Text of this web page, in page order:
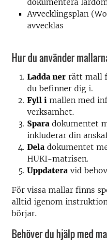
dokumentera
Avvecklingsplan
avvecklas
Hur du använder
Ladda ner rätt mall
du befinner dig i.
Fyll i mallen med
verksamhet.
Spara dokumentet
inkluderar din
Dela dokumentet
HUKI-matrisen.
Uppdatera vid
För vissa mallar finns
alltid igenom
börjar.
Behöver du hjälp med